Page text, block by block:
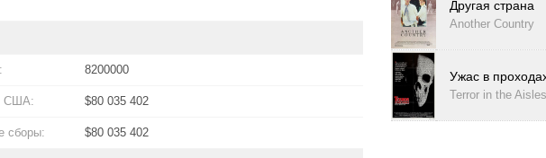
8200000
США: $80 035 402
сборы: $80 035 402
Другая страна
Another Country
Ужас в
Terror in the Aisles